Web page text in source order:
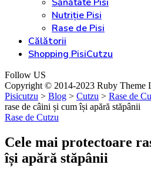
Nutriție Pisi
Rase de Pisi
Călătorii
Shopping PisiCutzu
Follow US
Copyright © 2014-2023 Ruby Theme
Pisicutzu > Blog > Cutzu > Rase de
rase de câini și cum își apără stăpânii
Rase de Cutzu
Cele mai protectoare
își apără stăpânii